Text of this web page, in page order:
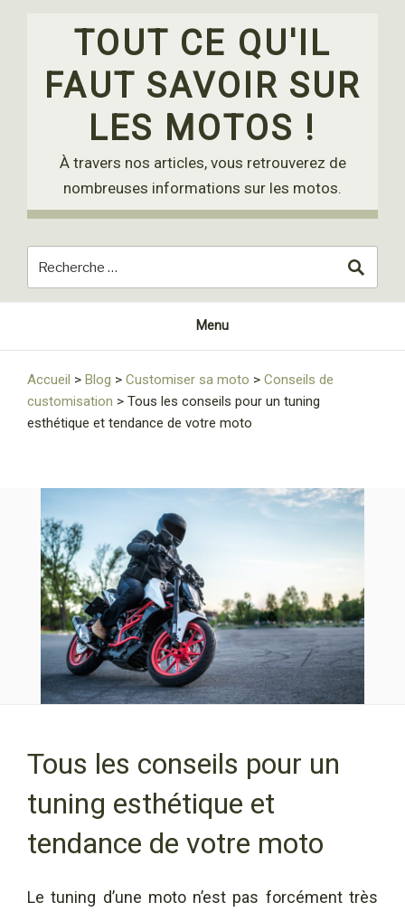
TOUT CE QU'IL
FAUT SAVOIR SUR
LES MOTOS !
À travers nos articles, vous retrouverez de
nombreuses informations sur les motos.
Menu
Accueil > Blog > Customiser sa moto > Conseils de
customisation > Tous les conseils pour un tuning
esthétique et tendance de votre moto
Tous les conseils pour un
tuning esthétique et
tendance de votre moto
Le tuning d’une moto n’est pas forcément très